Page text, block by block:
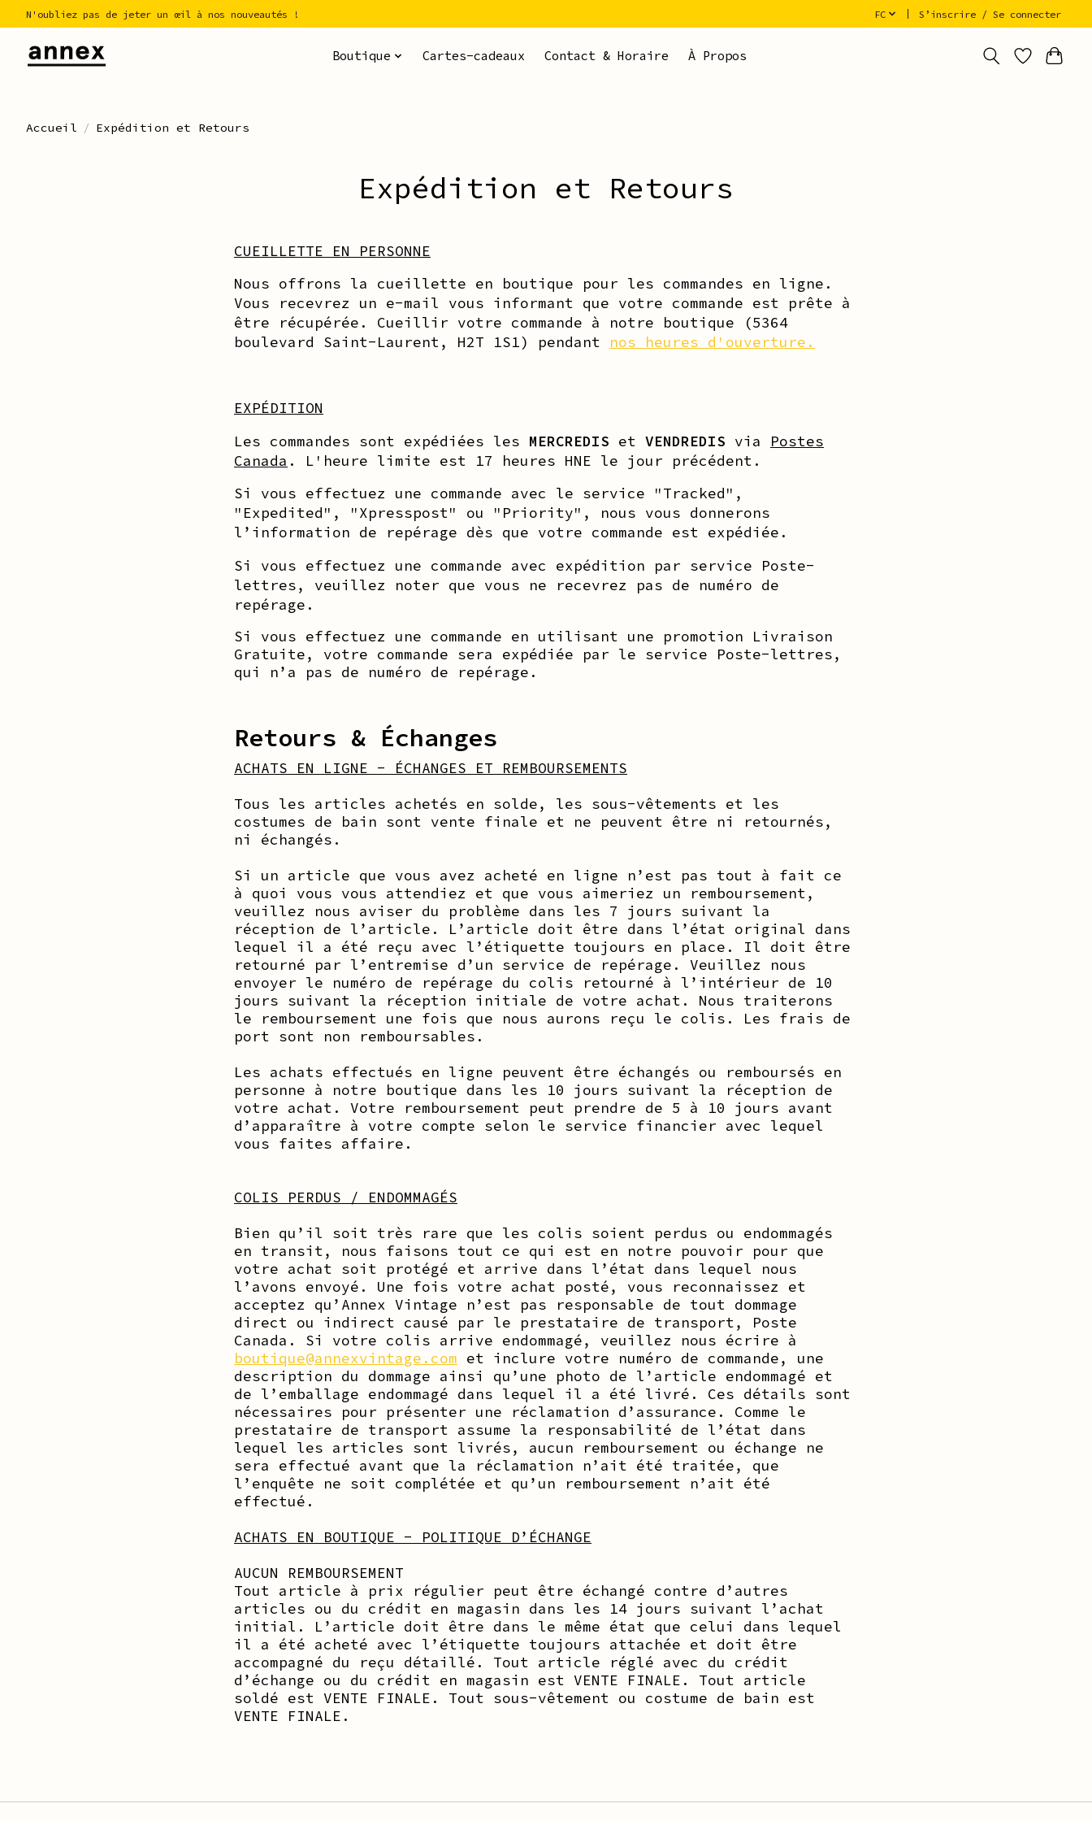
N'oubliez pas de jeter un œil à nos nouveautés ! FC S’inscrire / Se connecter
Boutique Cartes-cadeaux Contact & Horaire À Propos
Accueil / Expédition et Retours
Expédition et Retours
CUEILLETTE EN PERSONNE
Nous offrons la cueillette en boutique pour les commandes en ligne.
Vous recevrez un e-mail vous informant que votre commande est prête à
être récupérée. Cueillir votre commande à notre boutique (5364
boulevard Saint-Laurent, H2T 1S1) pendant nos heures d'ouverture.
EXPÉDITION
Les commandes sont expédiées les MERCREDIS et VENDREDIS via Postes
Canada . L'heure limite est 17 heures HNE le jour précédent.
Si vous effectuez une commande avec le service "Tracked",
"Expedited", "Xpresspost" ou "Priority", nous vous donnerons
l’information de repérage dès que votre commande est expédiée.
Si vous effectuez une commande avec expédition par service Poste-
lettres, veuillez noter que vous ne recevrez pas de numéro de
repérage.
Si vous effectuez une commande en utilisant une promotion Livraison
Gratuite, votre commande sera expédiée par le service Poste-lettres,
qui n’a pas de numéro de repérage.
Retours & Échanges
ACHATS EN LIGNE - ÉCHANGES ET REMBOURSEMENTS
Tous les articles achetés en solde, les sous-vêtements et les
costumes de bain sont vente finale et ne peuvent être ni retournés,
ni échangés.
Si un article que vous avez acheté en ligne n’est pas tout à fait ce
à quoi vous vous attendiez et que vous aimeriez un remboursement,
veuillez nous aviser du problème dans les 7 jours suivant la
réception de l’article. L’article doit être dans l’état original dans
lequel il a été reçu avec l’étiquette toujours en place. Il doit être
retourné par l’entremise d’un service de repérage. Veuillez nous
envoyer le numéro de repérage du colis retourné à l’intérieur de 10
jours suivant la réception initiale de votre achat. Nous traiterons
le remboursement une fois que nous aurons reçu le colis. Les frais de
port sont non remboursables.
Les achats effectués en ligne peuvent être échangés ou remboursés en
personne à notre boutique dans les 10 jours suivant la réception de
votre achat. Votre remboursement peut prendre de 5 à 10 jours avant
d’apparaître à votre compte selon le service financier avec lequel
vous faites affaire.
COLIS PERDUS / ENDOMMAGÉS
Bien qu’il soit très rare que les colis soient perdus ou endommagés
en transit, nous faisons tout ce qui est en notre pouvoir pour que
votre achat soit protégé et arrive dans l’état dans lequel nous
l’avons envoyé. Une fois votre achat posté, vous reconnaissez et
acceptez qu’Annex Vintage n’est pas responsable de tout dommage
direct ou indirect causé par le prestataire de transport, Poste
Canada. Si votre colis arrive endommagé, veuillez nous écrire à
boutique@annexvintage.com et inclure votre numéro de commande, une
description du dommage ainsi qu’une photo de l’article endommagé et
de l’emballage endommagé dans lequel il a été livré. Ces détails sont
nécessaires pour présenter une réclamation d’assurance. Comme le
prestataire de transport assume la responsabilité de l’état dans
lequel les articles sont livrés, aucun remboursement ou échange ne
sera effectué avant que la réclamation n’ait été traitée, que
l’enquête ne soit complétée et qu’un remboursement n’ait été
effectué.
ACHATS EN BOUTIQUE - POLITIQUE D’ÉCHANGE
AUCUN REMBOURSEMENT
Tout article à prix régulier peut être échangé contre d’autres
articles ou du crédit en magasin dans les 14 jours suivant l’achat
initial. L’article doit être dans le même état que celui dans lequel
il a été acheté avec l’étiquette toujours attachée et doit être
accompagné du reçu détaillé. Tout article réglé avec du crédit
d’échange ou du crédit en magasin est VENTE FINALE. Tout article
soldé est VENTE FINALE. Tout sous-vêtement ou costume de bain est
VENTE FINALE.